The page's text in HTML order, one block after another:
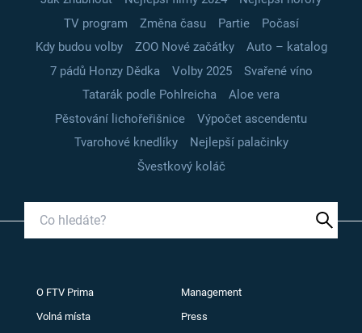
TV program
Změna času Partie
Počasí
Kdy budou volby
ZOO Nové začátky
Auto – katalog
7 pádů Honzy Dědka
Volby 2025
Svařené víno
Tatarák podle Pohlreicha
Aloe vera
Pěstování lichořeřišnice
Výpočet ascendentu
Tvarohové knedlíky
Nejlepší palačinky
Švestkový koláč
O FTV Prima Management
Volná místa Press